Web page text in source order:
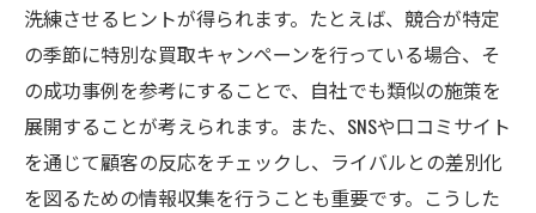
洗練させるヒントが得られます。たとえば、競合が特定
の季節に特別な買取キャンペーンを行っている場合、そ
の成功事例を参考にすることで、自社でも類似の施策を
展開することが考えられます。また、SNSや口コミサイト
を通じて顧客の反応をチェックし、ライバルとの差別化
を図るための情報収集を行うことも重要です。こうした